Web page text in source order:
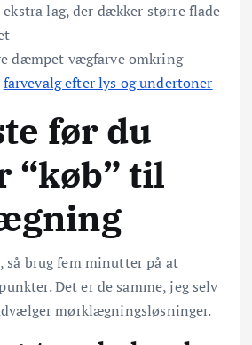
lag, der dækker større flade
dæmpet vægfarve omkring
farvevalg efter lys og undertoner
før du
“køb” til
så brug fem minutter på at
Det er de samme, jeg selv
mørklægningsløsninger.